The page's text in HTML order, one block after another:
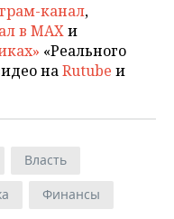
канал,
в MAXи
«Реального
наRutube и
Власть
Финансы